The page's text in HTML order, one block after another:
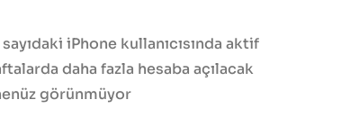
iPhone kullanıcısında aktif
daha fazla hesaba açılacak
görünmüyor